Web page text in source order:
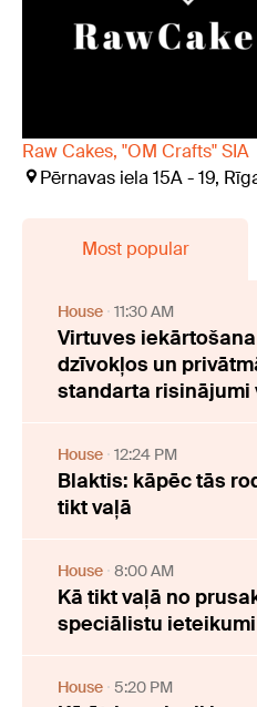
Raw Cakes, "OM Crafts" SIA
Pērnavas iela 15A - 19,
Most popular
House 11:30 AM
Virtuves
dzīvokļos un
standarta risinājumi
House 12:24 PM
Blaktis: kāpēc tās
tikt vaļā
House 8:00 AM
Kā tikt vaļā no
speciālistu ieteikumi
House 5:20 PM